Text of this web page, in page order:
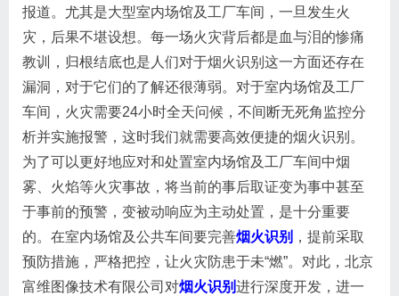
报道。尤其是大型室内场馆及工厂车间，一旦发生火
灾，后果不堪设想。每一场火灾背后都是血与泪的惨痛
教训，归根结底也是人们对于烟火识别这一方面还存在
漏洞，对于它们的了解还很薄弱。对于室内场馆及工厂
车间，火灾需要24小时全天问候，不间断无死角监控分
析并实施报警，这时我们就需要高效便捷的烟火识别。
为了可以更好地应对和处置室内场馆及工厂车间中烟
雾、火焰等火灾事故，将当前的事后取证变为事中甚至
于事前的预警，变被动响应为主动处置，是十分重要
的。在室内场馆及公共车间要完善烟火识别 ，提前采取
预防措施，严格把控，让火灾防患于未“燃”。对此，北京
富维图像技术有限公司对烟火识别进行深度开发，进一